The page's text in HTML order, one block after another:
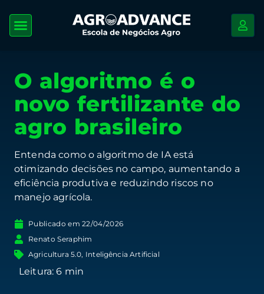
O algoritmo é o
novo fertilizante do
agro brasileiro
Entenda como o algoritmo de IA está
otimizando decisões no campo, aumentando a
eficiência produtiva e reduzindo riscos no
manejo agrícola.
Publicado em 22/04/2026
Renato Seraphim
Agricultura 5.0, Inteligência Artificial